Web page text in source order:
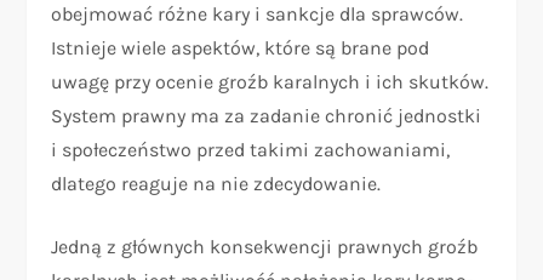
obejmować różne kary i sankcje dla sprawców.
Istnieje wiele aspektów, które są brane pod
uwagę przy ocenie groźb karalnych i ich skutków.
System prawny ma za zadanie chronić jednostki
i społeczeństwo przed takimi zachowaniami,
dlatego reaguje na nie zdecydowanie.
Jedną z głównych konsekwencji prawnych groźb